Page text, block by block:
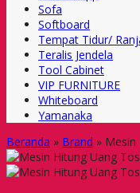
Sofa
Softboard
Tempat Tidur/
Teralis Jendela
Tool Cabinet
VIP FURNITURE
Whiteboard
Yamanaka
Beranda » Brand » Mesin